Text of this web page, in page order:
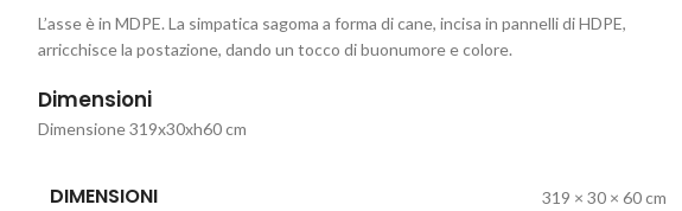
L’asse è in MDPE. La simpatica sagoma a forma di cane, incisa in pannelli di HDPE,
arricchisce la postazione, dando un tocco di buonumore e colore.
Dimensioni
Dimensione 319x30xh60 cm
DIMENSIONI 319 × 30 × 60 cm